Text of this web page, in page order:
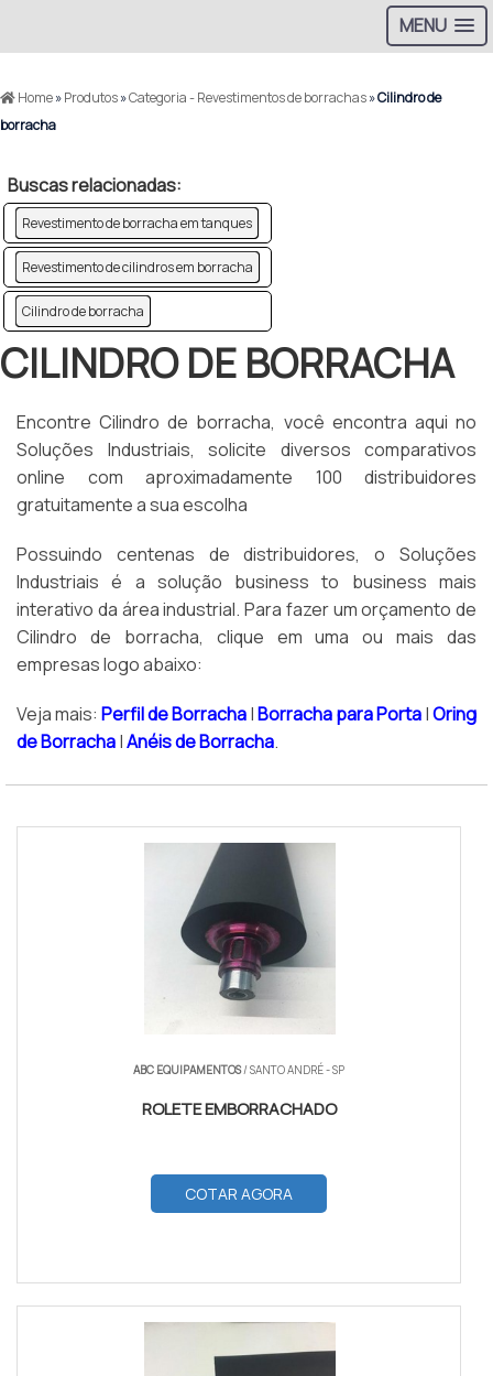
MENU
Home»Produtos»Categoria - Revestimentos de borrachas»Cilindro de
borracha
Buscas relacionadas:
Revestimento de borracha em tanques
Revestimento de cilindros em borracha
Cilindro de borracha
CILINDRO DE BORRACHA
Encontre Cilindro de borracha, você encontra aqui no
Soluções Industriais, solicite diversos comparativos
online com aproximadamente 100 distribuidores
gratuitamente a sua escolha
Possuindo centenas de distribuidores, o Soluções
Industriais é a solução business to business mais
interativo da área industrial. Para fazer um orçamento de
Cilindro de borracha, clique em uma ou mais das
empresas logo abaixo:
Veja mais: Perfil de Borracha|Borracha para Porta|Oring
de Borracha|Anéis de Borracha.
ABC EQUIPAMENTOS/ SANTO ANDRÉ - SP
ROLETE EMBORRACHADO
COTAR AGORA